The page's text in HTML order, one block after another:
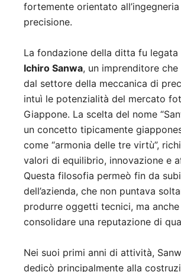
fortemente orientato
precisione.
La fondazione della ditta fu
Ichiro Sanwa, un imprenditore
dal settore della meccanica di
intuì le potenzialità del mercato
Giappone. La scelta del nome
un concetto tipicamente
come “armonia delle tre virtù”,
valori di equilibrio, innovazione e
Questa filosofia permeò fin da
dell’azienda, che non puntava
produrre oggetti tecnici, ma anche
consolidare una reputazione di
Nei suoi primi anni di attività,
dedicò principalmente alla